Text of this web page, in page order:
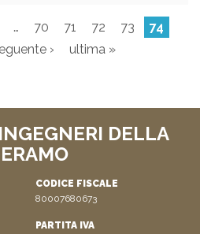
… 70 71 72 73
74
› ultima »
DELLA
CODICE FISCALE
80007680673
PARTITA IVA